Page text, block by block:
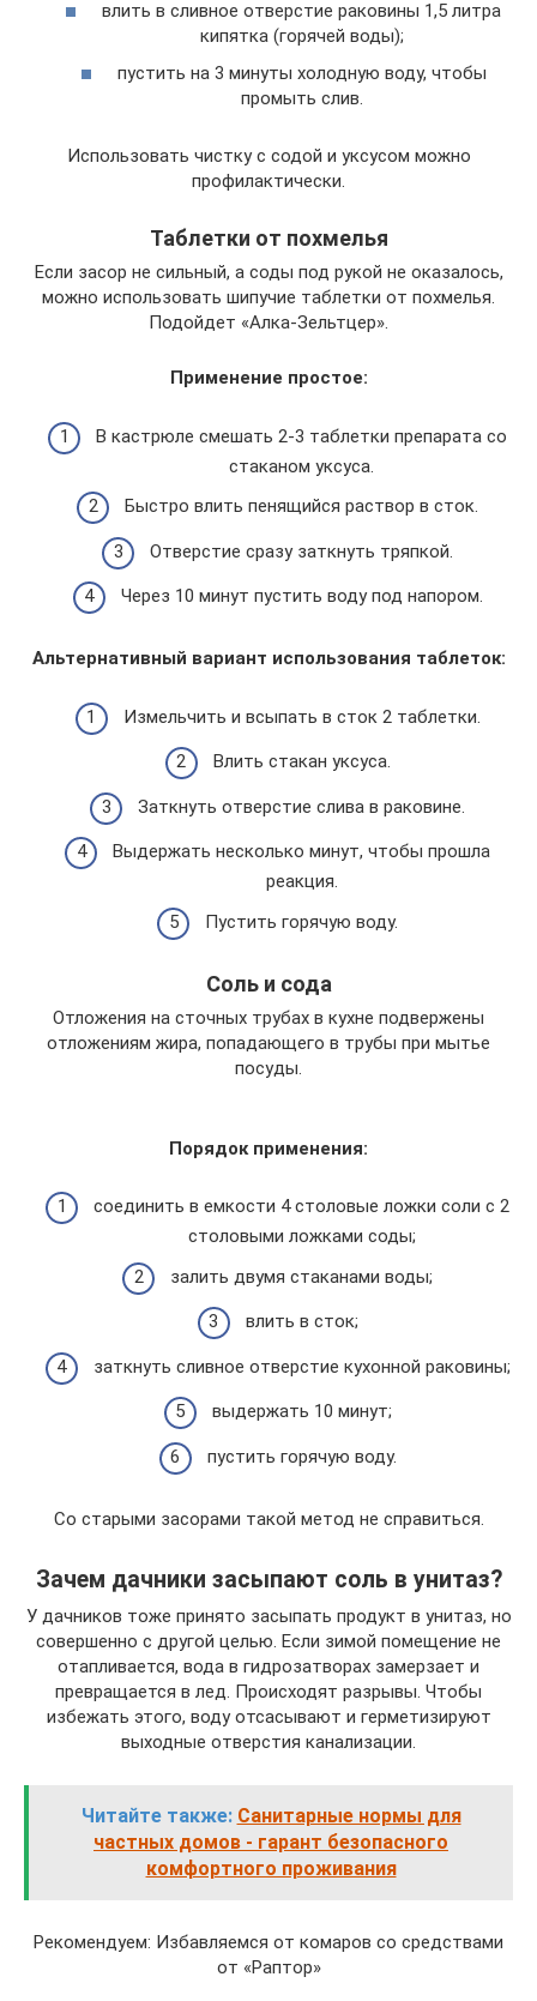
влить в сливное отверстие раковины 1,5 литра
кипятка (горячей воды);
пустить на 3 минуты холодную воду, чтобы
промыть слив.
Использовать чистку с содой и уксусом можно
профилактически.
Таблетки от похмелья
Если засор не сильный, а соды под рукой не оказалось,
можно использовать шипучие таблетки от похмелья.
Подойдет «Алка-Зельтцер».
Применение простое:
В кастрюле смешать 2-3 таблетки препарата со
стаканом уксуса.
Быстро влить пенящийся раствор в сток.
Отверстие сразу заткнуть тряпкой.
Через 10 минут пустить воду под напором.
Альтернативный вариант использования таблеток:
Измельчить и всыпать в сток 2 таблетки.
Влить стакан уксуса.
Заткнуть отверстие слива в раковине.
Выдержать несколько минут, чтобы прошла
реакция.
Пустить горячую воду.
Соль и сода
Отложения на сточных трубах в кухне подвержены
отложениям жира, попадающего в трубы при мытье
посуды.
Порядок применения:
соединить в емкости 4 столовые ложки соли с 2
столовыми ложками соды;
залить двумя стаканами воды;
влить в сток;
заткнуть сливное отверстие кухонной раковины;
выдержать 10 минут;
пустить горячую воду.
Со старыми засорами такой метод не справиться.
Зачем дачники засыпают соль в унитаз?
У дачников тоже принято засыпать продукт в унитаз, но
совершенно с другой целью. Если зимой помещение не
отапливается, вода в гидрозатворах замерзает и
превращается в лед. Происходят разрывы. Чтобы
избежать этого, воду отсасывают и герметизируют
выходные отверстия канализации.
Читайте также: Санитарные нормы для
частных домов - гарант безопасного
комфортного проживания
Рекомендуем: Избавляемся от комаров со средствами
от «Раптор»